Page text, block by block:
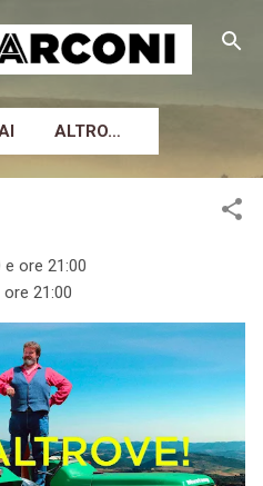
principali
ALTRO…
e ore 21:00
21:00